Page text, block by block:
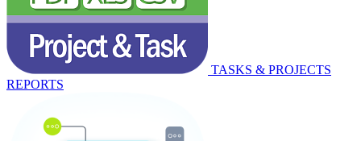
TASKS & PROJECTS
REPORTS